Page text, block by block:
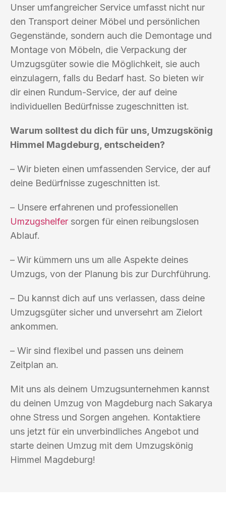
Unser umfangreicher Service umfasst nicht nur
den Transport deiner Möbel und persönlichen
Gegenstände, sondern auch die Demontage und
Montage von Möbeln, die Verpackung der
Umzugsgüter sowie die Möglichkeit, sie auch
einzulagern, falls du Bedarf hast. So bieten wir
dir einen Rundum-Service, der auf deine
individuellen Bedürfnisse zugeschnitten ist.
Warum solltest du dich für uns, Umzugskönig
Himmel Magdeburg, entscheiden?
– Wir bieten einen umfassenden Service, der auf
deine Bedürfnisse zugeschnitten ist.
– Unsere erfahrenen und professionellen
Umzugshelfer sorgen für einen reibungslosen
Ablauf.
– Wir kümmern uns um alle Aspekte deines
Umzugs, von der Planung bis zur Durchführung.
– Du kannst dich auf uns verlassen, dass deine
Umzugsgüter sicher und unversehrt am Zielort
ankommen.
– Wir sind flexibel und passen uns deinem
Zeitplan an.
Mit uns als deinem Umzugsunternehmen kannst
du deinen Umzug von Magdeburg nach Sakarya
ohne Stress und Sorgen angehen. Kontaktiere
uns jetzt für ein unverbindliches Angebot und
starte deinen Umzug mit dem Umzugskönig
Himmel Magdeburg!